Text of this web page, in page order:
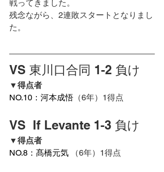
戦ってきました。
残念ながら、2連敗スタートとなりまし
た。
VS 東川口合同 1-2 負け
▼得点者
NO.10：河本成悟 （6年）1得点
VS  If Levante 1-3 負け
▼得点者
NO.8：髙橋元気
（6年）1得点